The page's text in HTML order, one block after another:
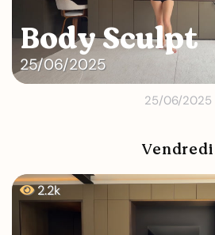
Body Sculpt
25/06/2025
25/06/2025
Vendredi
2.2k